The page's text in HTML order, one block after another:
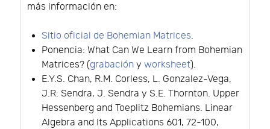
más información en:
Sitio oficial de Bohemian Matrices.
Ponencia: What Can We Learn from Bohemian
Matrices? (grabación y worksheet).
E.Y.S. Chan, R.M. Corless, L. Gonzalez-Vega,
J.R. Sendra, J. Sendra y S.E. Thornton. Upper
Hessenberg and Toeplitz Bohemians. Linear
Algebra and Its Applications 601, 72-100,